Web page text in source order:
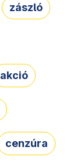
zászló
akció
cenzúra